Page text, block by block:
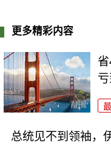
更多精彩内容
总统见不到领袖，